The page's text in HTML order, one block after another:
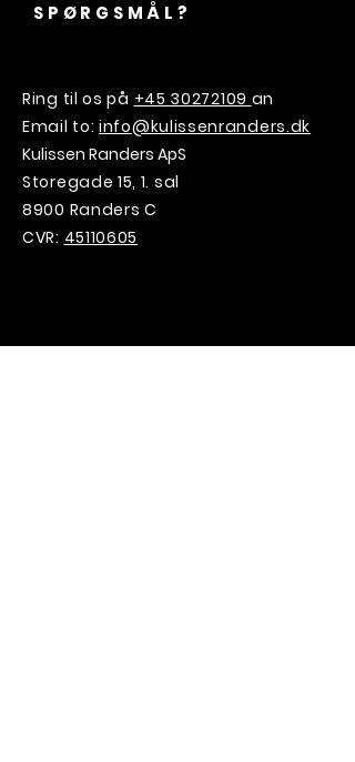
SPØRGSMÅL?
Ring til os på +45 30272109 an
Email to: info@kulissenranders.dk
Kulissen Randers ApS
Storegade 15, 1. sal
8900 Randers C
CVR: 45110605